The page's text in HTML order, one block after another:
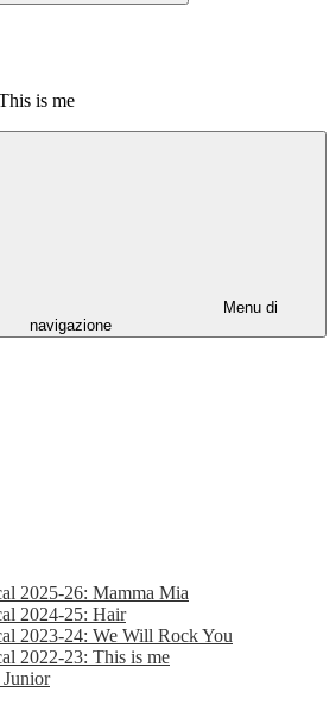
is me
Menu di
navigazione
2025-26: Mamma Mia
2024-25: Hair
2023-24: We Will Rock You
2022-23: This is me